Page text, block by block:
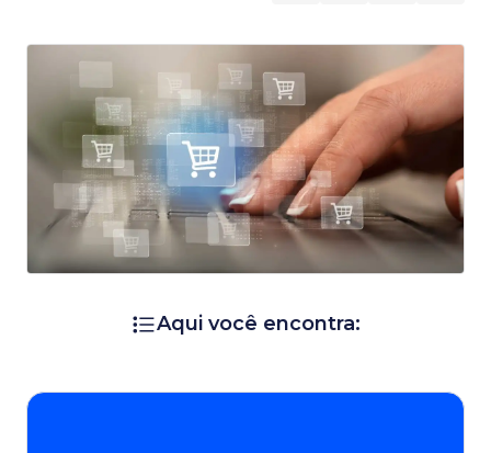
Aqui você encontra: